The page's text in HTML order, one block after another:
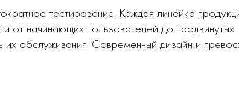
тестирование. Каждая линейка
от начинающих пользователей до
их обслуживания. Современный дизайн и